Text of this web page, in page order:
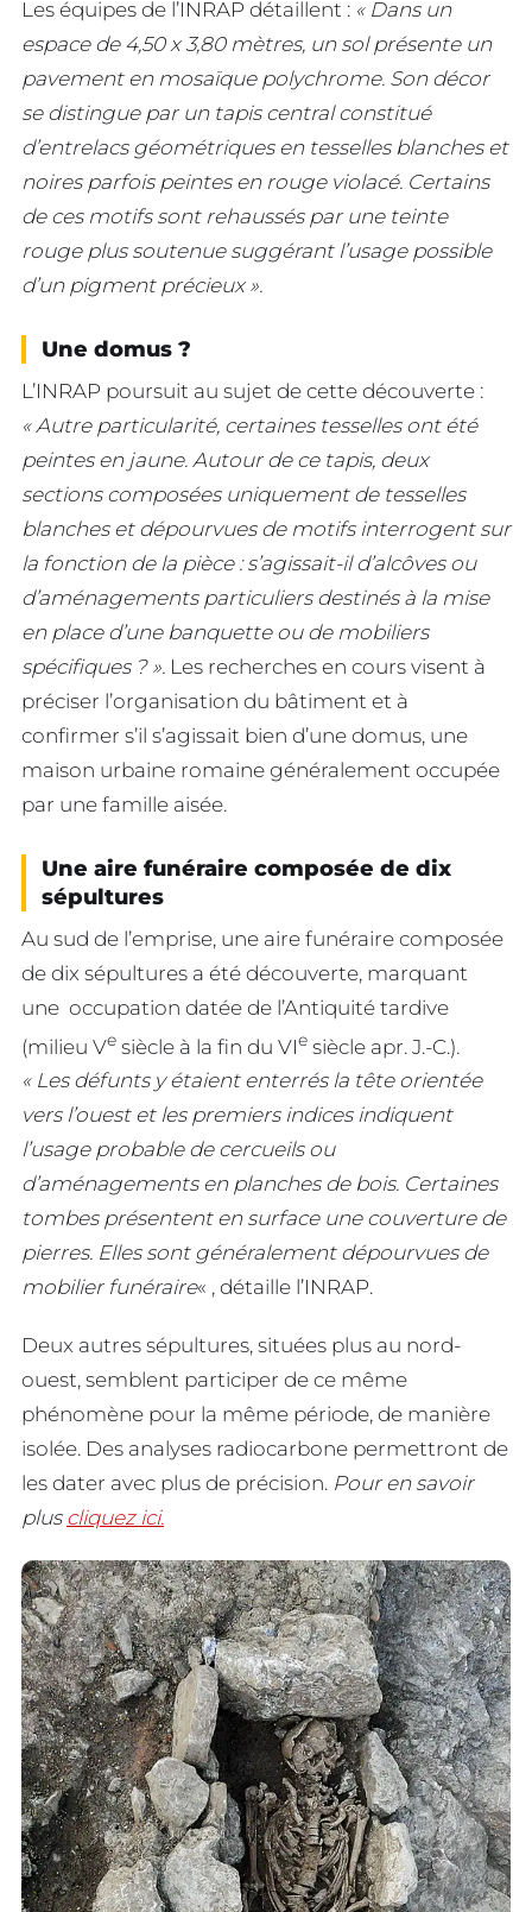
Les équipes de l’INRAP détaillent : « Dans un
espace de 4,50 x 3,80 mètres, un sol présente un
pavement en mosaïque polychrome. Son décor
se distingue par un tapis central constitué
d’entrelacs géométriques en tesselles blanches et
noires parfois peintes en rouge violacé. Certains
de ces motifs sont rehaussés par une teinte
rouge plus soutenue suggérant l’usage possible
d’un pigment précieux ».
Une domus ?
L’INRAP poursuit au sujet de cette découverte :
« Autre particularité, certaines tesselles ont été
peintes en jaune. Autour de ce tapis, deux
sections composées uniquement de tesselles
blanches et dépourvues de motifs interrogent sur
la fonction de la pièce : s’agissait-il d’alcôves ou
d’aménagements particuliers destinés à la mise
en place d’une banquette ou de mobiliers
spécifiques ? ». Les recherches en cours visent à
préciser l’organisation du bâtiment et à
confirmer s’il s’agissait bien d’une domus, une
maison urbaine romaine généralement occupée
par une famille aisée.
Une aire funéraire composée de dix
sépultures
Au sud de l’emprise, une aire funéraire composée
de dix sépultures a été découverte, marquant
une occupation datée de l’Antiquité tardive
(milieu Ve siècle à la fin du VIe siècle apr. J.-C.).
« Les défunts y étaient enterrés la tête orientée
vers l’ouest et les premiers indices indiquent
l’usage probable de cercueils ou
d’aménagements en planches de bois. Certaines
tombes présentent en surface une couverture de
pierres. Elles sont généralement dépourvues de
mobilier funéraire« , détaille l’INRAP.
Deux autres sépultures, situées plus au nord-
ouest, semblent participer de ce même
phénomène pour la même période, de manière
isolée. Des analyses radiocarbone permettront de
les dater avec plus de précision. Pour en savoir
plus cliquez ici.